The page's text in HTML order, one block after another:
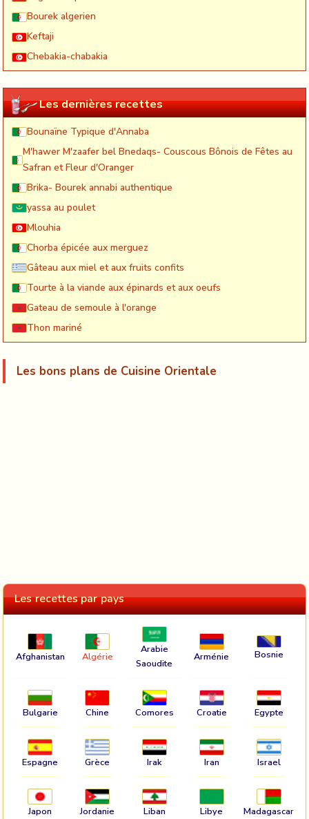
Bourek algerien
Keftaji
Chebakia-chabakia
Les dernières recettes
Bounaïne Typique d'Annaba
M'hawer M'zaafer bel Bnedaqs- Couscous Bônois de Fêtes au
Safran et Fleur d'Oranger
Brika- Bourek annabi authentique
yassa au poulet
Mlouhia
Chorba épicée aux merguez
Gâteau aux miel et aux fruits confits
Tourte à la viande aux épinards et aux oeufs
Gateau de semoule à l'orange
Thon mariné
Les bons plans de Cuisine Orientale
Les recettes par pays
Afghanistan Algérie
Arabie
Saoudite
Arménie Bosnie
Bulgarie Chine Comores Croatie Egypte
Espagne Grèce Irak Iran Israel
Japon Jordanie Liban Libye Madagascar